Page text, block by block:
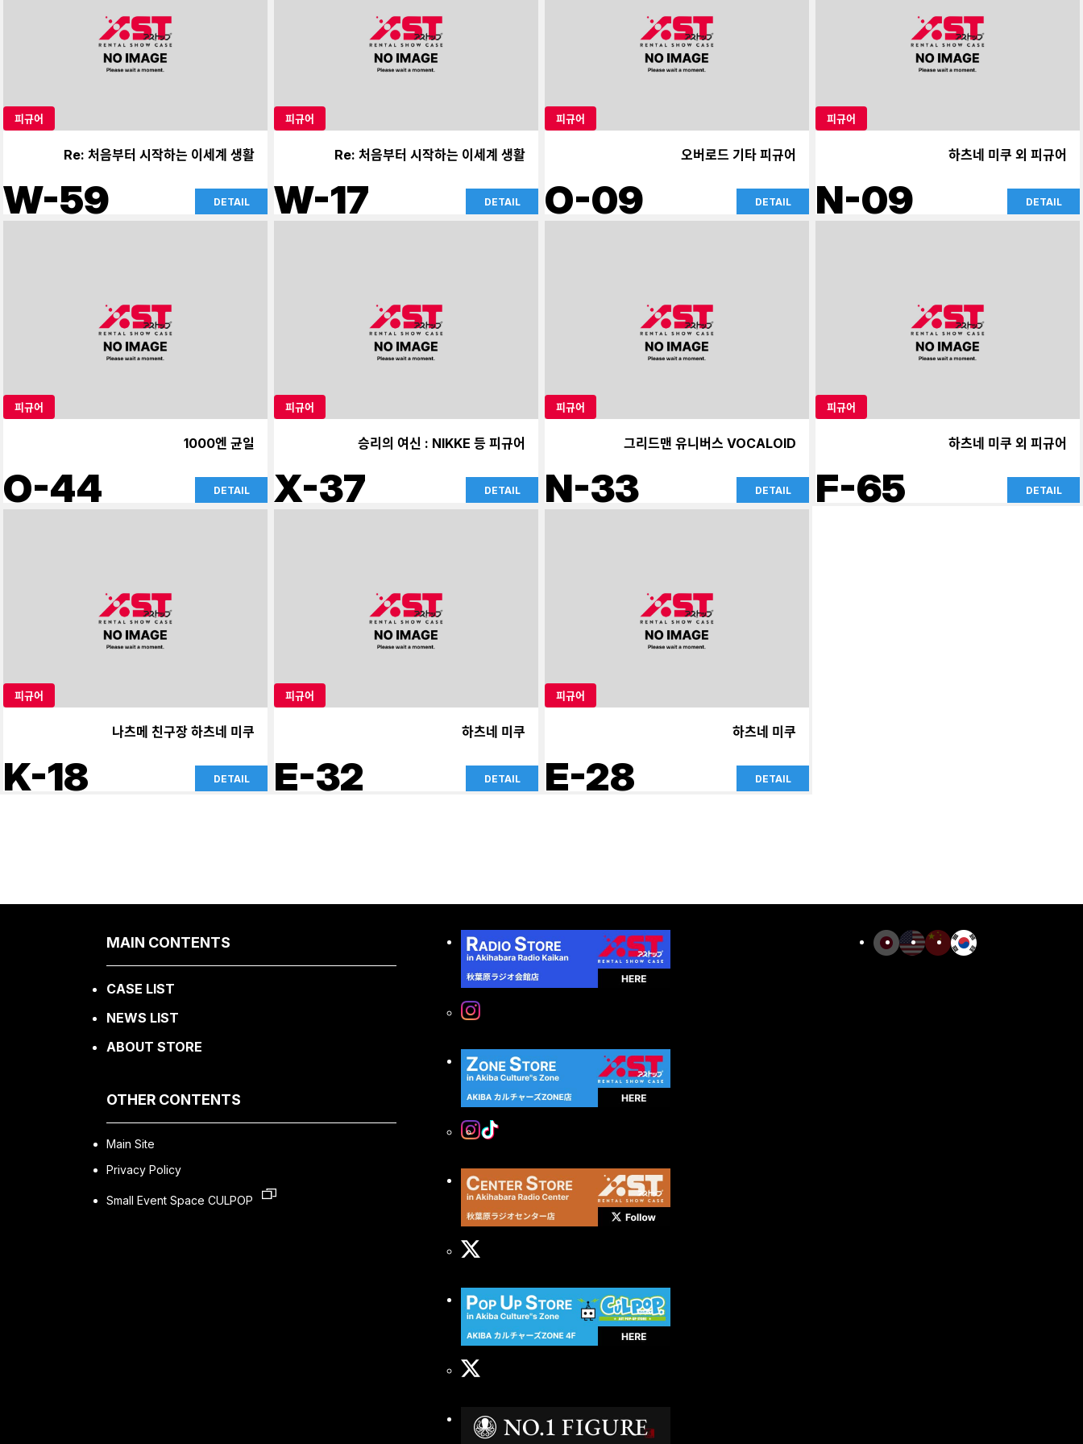
피규어
Re: 처음부터 시작하는 이세계 생활
W-59 DETAIL
피규어
Re: 처음부터 시작하는 이세계 생활
W-17 DETAIL
피규어
오버로드 기타 피규어
O-09 DETAIL
피규어
하츠네 미쿠 외 피규어
N-09 DETAIL
피규어
1000엔 균일
O-44 DETAIL
피규어
승리의 여신 : NIKKE 등 피규어
X-37 DETAIL
피규어
그리드맨 유니버스 VOCALOID
N-33 DETAIL
피규어
하츠네 미쿠 외 피규어
F-65 DETAIL
피규어
나츠메 친구장 하츠네 미쿠
K-18 DETAIL
피규어
하츠네 미쿠
E-32 DETAIL
피규어
하츠네 미쿠
E-28 DETAIL
MAIN CONTENTS
CASE LIST
NEWS LIST
ABOUT STORE
OTHER CONTENTS
Main Site
Privacy Policy
Small Event Space CULPOP